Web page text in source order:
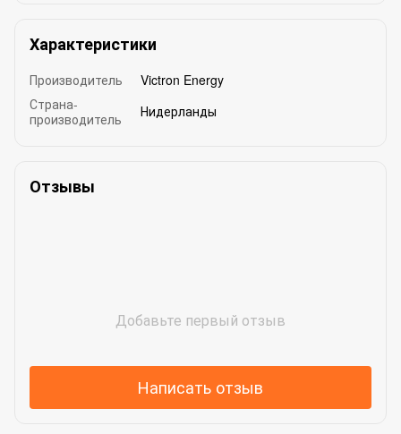
Характеристики
Производитель
Victron Energy
Страна-
производитель
Нидерланды
Отзывы
Добавьте первый отзыв
Написать отзыв